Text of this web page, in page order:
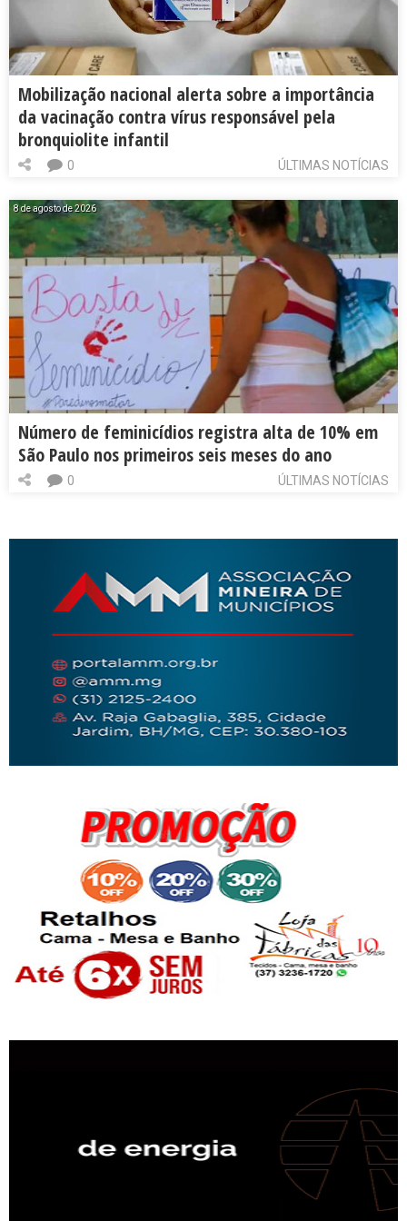
Mobilização nacional alerta sobre a importância
da vacinação contra vírus responsável pela
bronquiolite infantil
ÚLTIMAS NOTÍCIAS
0
8 de agosto de 2026
Número de feminicídios registra alta de 10% em
São Paulo nos primeiros seis meses do ano
ÚLTIMAS NOTÍCIAS
0